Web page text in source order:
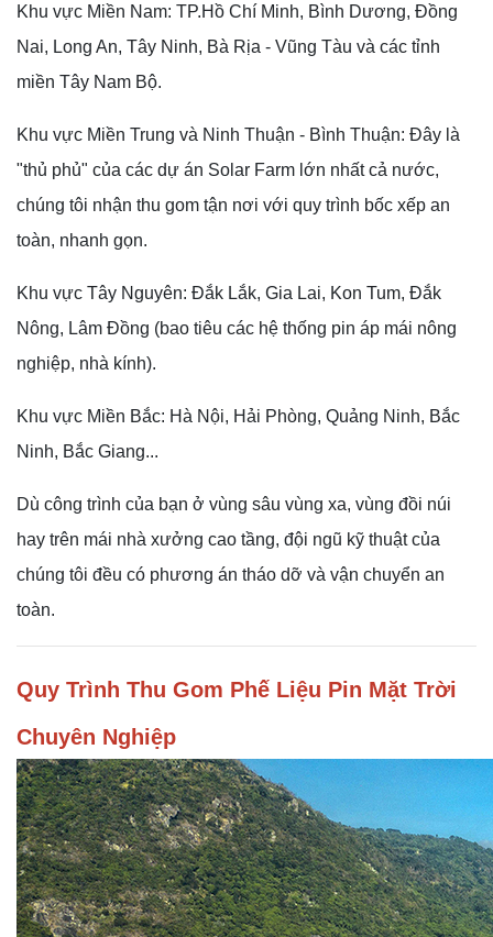
Khu vực Miền Nam: TP.Hồ Chí Minh, Bình Dương, Đồng
Nai, Long An, Tây Ninh, Bà Rịa - Vũng Tàu và các tỉnh
miền Tây Nam Bộ.
Khu vực Miền Trung và Ninh Thuận - Bình Thuận: Đây là
"thủ phủ" của các dự án Solar Farm lớn nhất cả nước,
chúng tôi nhận thu gom tận nơi với quy trình bốc xếp an
toàn, nhanh gọn.
Khu vực Tây Nguyên: Đắk Lắk, Gia Lai, Kon Tum, Đắk
Nông, Lâm Đồng (bao tiêu các hệ thống pin áp mái nông
nghiệp, nhà kính).
Khu vực Miền Bắc: Hà Nội, Hải Phòng, Quảng Ninh, Bắc
Ninh, Bắc Giang...
Dù công trình của bạn ở vùng sâu vùng xa, vùng đồi núi
hay trên mái nhà xưởng cao tầng, đội ngũ kỹ thuật của
chúng tôi đều có phương án tháo dỡ và vận chuyển an
toàn.
Quy Trình Thu Gom Phế Liệu Pin Mặt Trời
Chuyên Nghiệp